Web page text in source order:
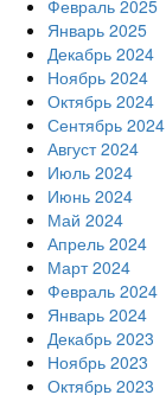
Февраль 2025
Январь 2025
Декабрь 2024
Ноябрь 2024
Октябрь 2024
Сентябрь 2024
Август 2024
Июль 2024
Июнь 2024
Май 2024
Апрель 2024
Март 2024
Февраль 2024
Январь 2024
Декабрь 2023
Ноябрь 2023
Октябрь 2023